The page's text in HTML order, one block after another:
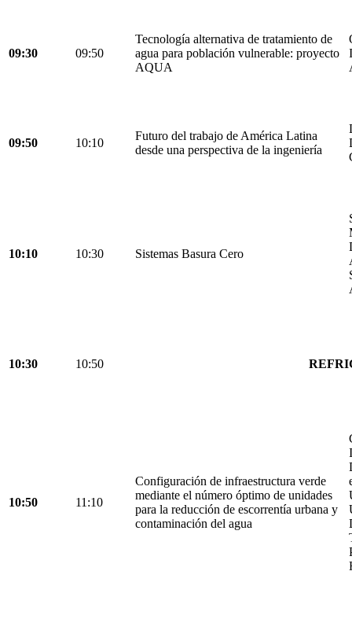
09:30 09:50
Tecnología alternativa de tratamiento de
agua para población vulnerable: proyecto
AQUA
09:50 10:10
Futuro del trabajo de América Latina
desde una perspectiva de la ingeniería
10:10 10:30 Sistemas Basura Cero
10:30 10:50
10:50 11:10
Configuración de infraestructura verde
mediante el número óptimo de unidades
para la reducción de escorrentía urbana y
contaminación del agua